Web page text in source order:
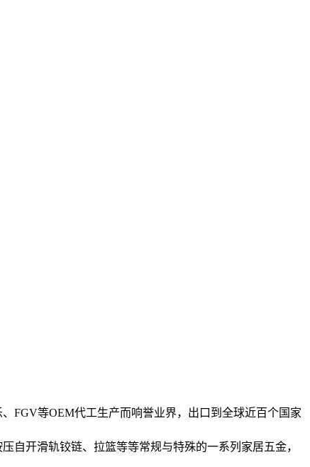
FGV等OEM代工生产而响誉业界，出口到全球近百个国家
自开滑轨铰链、拉篮等等常规与特殊的一系列家居五金，